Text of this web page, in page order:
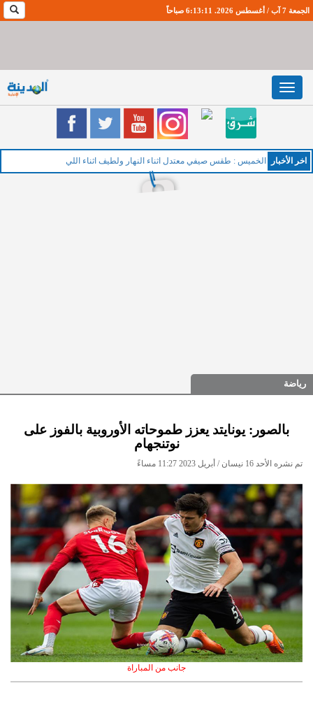
الجمعة 7 آب / أغسطس 2026. 6:13:12 صباحاً
Toggle
navigation
اخر اﻷخبار الخميس : طقس صيفي معتدل اثناء النهار ولطيف اثناء الليل
رياضة
بالصور: يونايتد يعزز طموحاته الأوروبية بالفوز على
نوتنجهام
تم نشره الأحد 16 نيسان / أبريل 2023 11:27 مساءً
جانب من المباراة